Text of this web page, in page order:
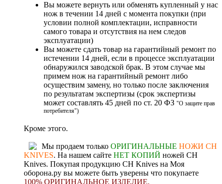
Вы можете вернуть или обменять купленный у нас
нож в течении 14 дней с момента покупки (при
условии полной комплектации, исправности
самого товара и отсутствия на нем следов
эксплуатации)
Вы можете сдать товар на гарантийный ремонт по
истечении 14 дней, если в процессе эксплуатации
обнаружился заводской брак. В этом случае мы
примем нож на гарантийный ремонт либо
осуществим замену, но только после заключения
по результатам экспертизы (срок экспертизы
может составлять 45 дней по ст. 20 ФЗ "О защите прав
потребителя")
Кроме этого.
Мы продаем только ОРИГИНАЛЬНЫЕ НОЖИ CH
KNIVES. На нашем сайте НЕТ КОПИЙ ножей CH
Knives. Покупая продукцию CH Knives на Моя
оборона.ру вы можете быть уверены что покупаете
100% ОРИГИНАЛЬНОЕ ИЗДЕЛИЕ.